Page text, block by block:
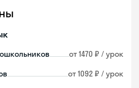
от 1470 ₽ / урок
от 1092 ₽ / урок